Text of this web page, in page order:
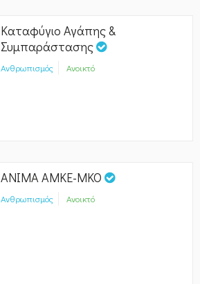
Καταφύγιο Αγάπης &
Συμπαράστασης
Ανθρωπισμός Ανοικτό
ΑΝΙΜΑ ΑΜΚΕ-ΜΚΟ
Ανθρωπισμός Ανοικτό